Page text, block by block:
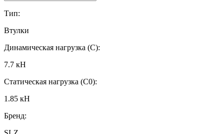
Тип:
Втулки
Динамическая нагрузка (C):
7.7 кН
Статическая нагрузка (C0):
1.85 кН
Бренд: